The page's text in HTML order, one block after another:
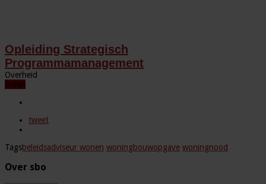
Opleiding Strategisch
Programmamanagement
Overheid
Delen
tweet
Tagsbeleidsadviseur wonen woningbouwopgave woningnood
Over sbo